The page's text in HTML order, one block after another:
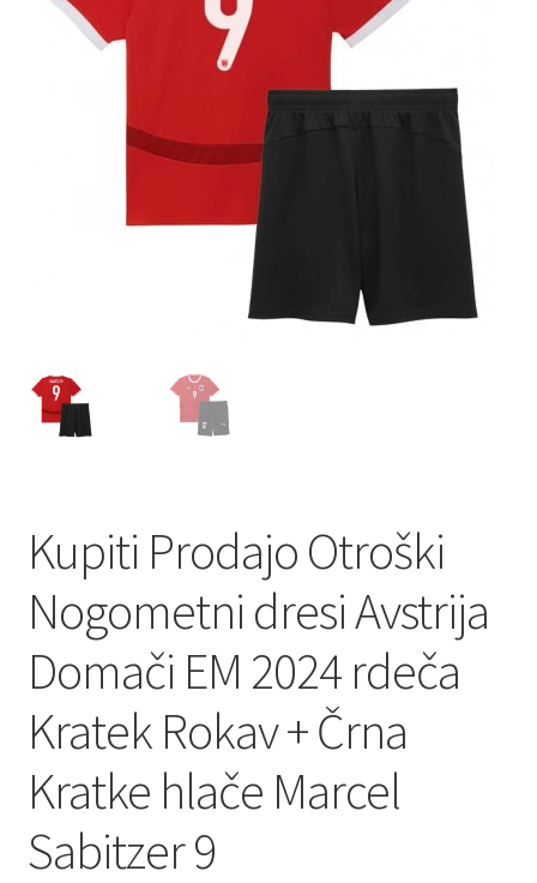
Trgovina
Kupiti Prodajo Otroški
Nogometni dresi Avstrija
Domači EM 2024 rdeča
Kratek Rokav + Črna
Kratke hlače Marcel
Sabitzer 9